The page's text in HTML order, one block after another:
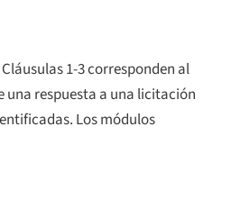
1-3 corresponden al
respuesta a una licitación
Los módulos